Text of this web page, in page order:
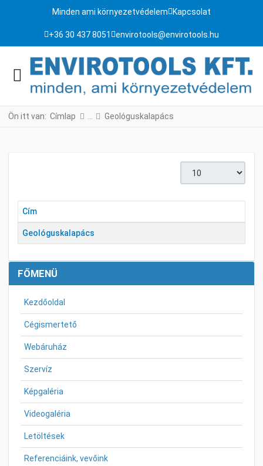
Minden ami környezetvédelem Kapcsolat
+36 30 437 8051 envirotools@envirotools.hu
Ön itt van: Címlap Geológuskalapács
FŐMENÜ
Kezdőoldal
Cégismertető
Webáruház
Szervíz
Képgaléria
Videogaléria
Letöltések
Referenciáink, vevőink
Cím
Geológuskalapács